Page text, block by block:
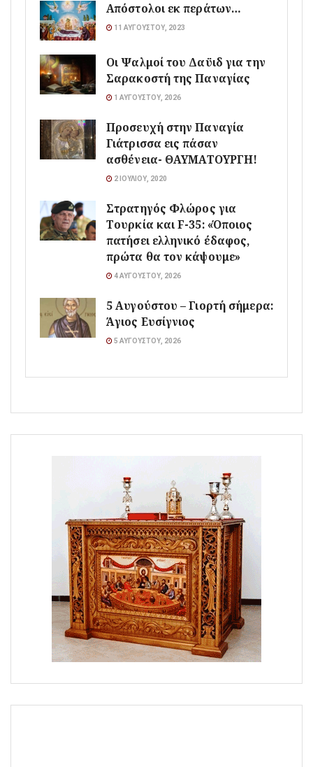
Απόστολοι εκ περάτων…
11 ΑΥΓΟΎΣΤΟΥ, 2023
Οι Ψαλμοί του Δαϋιδ για την
Σαρακοστή της Παναγίας
1 ΑΥΓΟΎΣΤΟΥ, 2026
Προσευχή στην Παναγία
Γιάτρισσα εις πάσαν
ασθένεια- ΘΑΥΜΑΤΟΥΡΓΗ!
2 ΙΟΥΛΊΟΥ, 2020
Στρατηγός Φλώρος για
Τουρκία και F-35: «Όποιος
πατήσει ελληνικό έδαφος,
πρώτα θα τον κάψουμε»
4 ΑΥΓΟΎΣΤΟΥ, 2026
5 Αυγούστου – Γιορτή σήμερα:
Άγιος Ευσίγνιος
5 ΑΥΓΟΎΣΤΟΥ, 2026